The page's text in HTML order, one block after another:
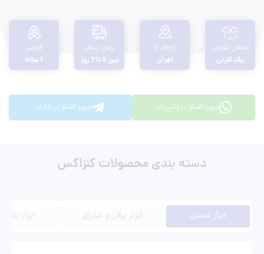
حداقل سفارش
یک کارتن
ارسال از
تهران
زمان ارسال
بین 5 تا 7 روز
گارانتی
1 ساله
شروع گفتگو در واتس‌اپ شروع گفتگو در تلگرام
دسته بندی محصولات کنزاکس
ابزار دستی ابزار برقی و شارژی ابزار بادی